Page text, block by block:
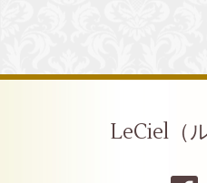
LeCiel（